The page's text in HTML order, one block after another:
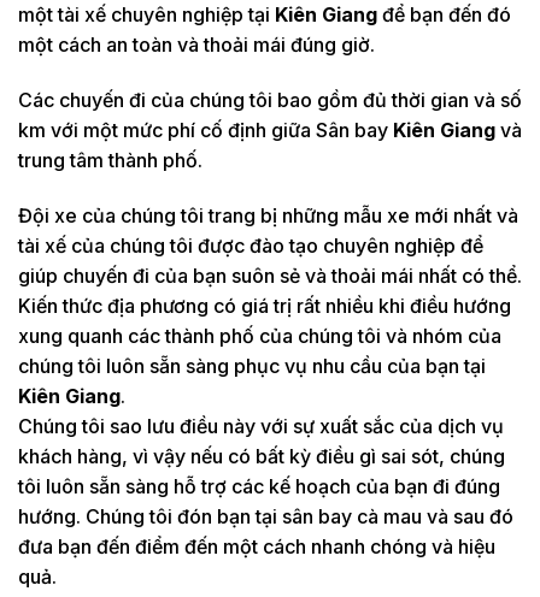
một tài xế chuyên nghiệp tại Kiên Giang để bạn đến đó
một cách an toàn và thoải mái đúng giờ.
Các chuyến đi của chúng tôi bao gồm đủ thời gian và số
km với một mức phí cố định giữa Sân bay Kiên Giang và
trung tâm thành phố.
Đội xe của chúng tôi trang bị những mẫu xe mới nhất và
tài xế của chúng tôi được đào tạo chuyên nghiệp để
giúp chuyến đi của bạn suôn sẻ và thoải mái nhất có thể.
Kiến thức địa phương có giá trị rất nhiều khi điều hướng
xung quanh các thành phố của chúng tôi và nhóm của
chúng tôi luôn sẵn sàng phục vụ nhu cầu của bạn tại
Kiên Giang.
Chúng tôi sao lưu điều này với sự xuất sắc của dịch vụ
khách hàng, vì vậy nếu có bất kỳ điều gì sai sót, chúng
tôi luôn sẵn sàng hỗ trợ các kế hoạch của bạn đi đúng
hướng. Chúng tôi đón bạn tại sân bay cà mau và sau đó
đưa bạn đến điểm đến một cách nhanh chóng và hiệu
quả.